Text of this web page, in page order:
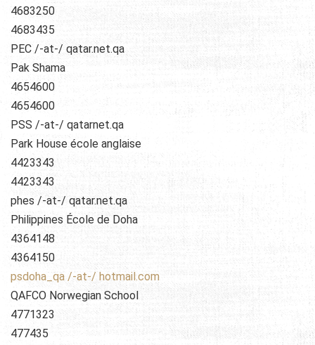
4683250
4683435
PEC /-at-/ qatar.net.qa
Pak Shama
4654600
4654600
PSS /-at-/ qatarnet.qa
Park House école anglaise
4423343
4423343
phes /-at-/ qatar.net.qa
Philippines École de Doha
4364148
4364150
psdoha_qa /-at-/ hotmail.com
QAFCO Norwegian School
4771323
477435